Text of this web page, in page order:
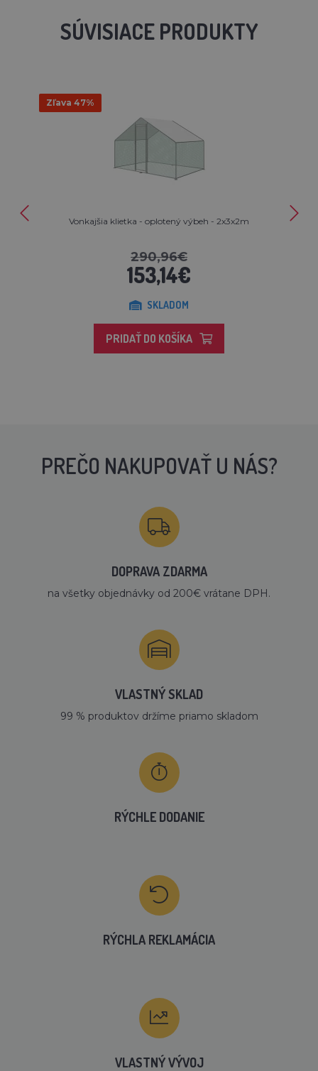
SÚVISIACE PRODUKTY
Zľava 47%
Vonkajšia klietka - oplotený výbeh - 2x3x2m
290,96€
153,14€
SKLADOM
PRIDAŤ DO KOŠÍKA
PREČO NAKUPOVAŤ U NÁS?
DOPRAVA ZDARMA
na všetky objednávky od 200€ vrátane DPH.
VLASTNÝ SKLAD
99 % produktov držíme priamo skladom
RÝCHLE DODANIE
RÝCHLA REKLAMÁCIA
VLASTNÝ VÝVOJ